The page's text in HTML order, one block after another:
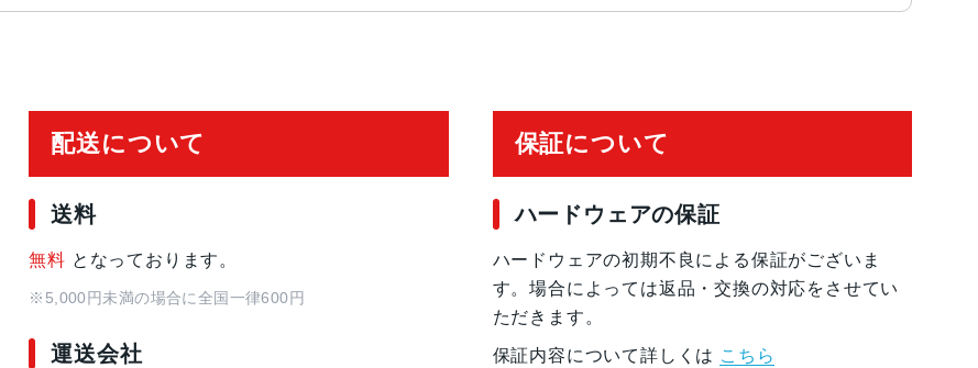
Charcoal、Chalk、Sage
サイズ・重さ
アウトカメラ
配送について
送料
無料 となっております。
※5,000円未満の場合に全国一律600円
運送会社
保証について
ハードウェアの保証
ハードウェアの初期不良による保証がございま
す。場合によっては返品・交換の対応をさせてい
ただきます。
保証内容について詳しくは こちら